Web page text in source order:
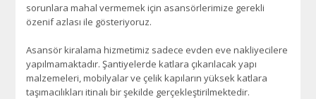
sorunlara mahal vermemek için asansörlerimize gerekli
özenif azlası ile gösteriyoruz.
Asansör kiralama hizmetimiz sadece evden eve nakliyecilere
yapılmamaktadır. Şantiyelerde katlara çıkarılacak yapı
malzemeleri, mobilyalar ve çelik kapıların yüksek katlara
taşımacılıkları itinalı bir şekilde gerçekleştirilmektedir.